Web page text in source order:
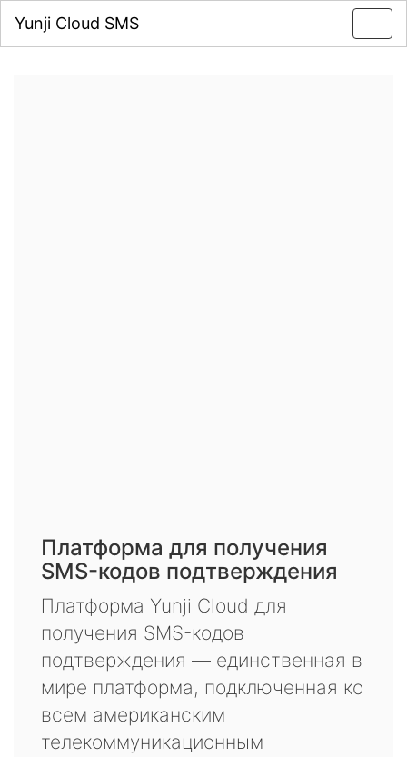
Yunji Cloud SMS
Платформа для получения
SMS-кодов подтверждения
Платформа Yunji Cloud для
получения SMS-кодов
подтверждения — единственная в
мире платформа, подключенная ко
всем американским
телекоммуникационным